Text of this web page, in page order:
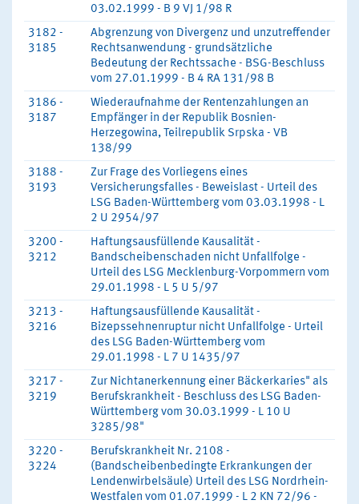
03.02.1999 - B 9 VJ 1/98 R
3182 -
3185
Abgrenzung von Divergenz und unzutreffender
Rechtsanwendung - grundsätzliche
Bedeutung der Rechtssache - BSG-Beschluss
vom 27.01.1999 - B 4 RA 131/98 B
3186 -
3187
Wiederaufnahme der Rentenzahlungen an
Empfänger in der Republik Bosnien-
Herzegowina, Teilrepublik Srpska - VB
138/99
3188 -
3193
Zur Frage des Vorliegens eines
Versicherungsfalles - Beweislast - Urteil des
LSG Baden-Württemberg vom 03.03.1998 - L
2 U 2954/97
3200 -
3212
Haftungsausfüllende Kausalität -
Bandscheibenschaden nicht Unfallfolge -
Urteil des LSG Mecklenburg-Vorpommern vom
29.01.1998 - L 5 U 5/97
3213 -
3216
Haftungsausfüllende Kausalität -
Bizepssehnenruptur nicht Unfallfolge - Urteil
des LSG Baden-Württemberg vom
29.01.1998 - L 7 U 1435/97
3217 -
3219
Zur Nichtanerkennung einer Bäckerkaries" als
Berufskrankheit - Beschluss des LSG Baden-
Württemberg vom 30.03.1999 - L 10 U
3285/98"
3220 -
3224
Berufskrankheit Nr. 2108 -
(Bandscheibenbedingte Erkrankungen der
Lendenwirbelsäule) Urteil des LSG Nordrhein-
Westfalen vom 01.07.1999 - L 2 KN 72/96 -